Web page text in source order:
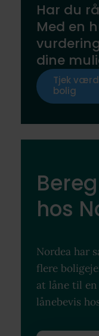
Har du
Med en
dine
Tjek
bolig
hos
Nordea har
flere
at låne til
lånebevis